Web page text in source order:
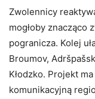
Zwolennicy
mogłoby znacząco
pogranicza. Kolej
Broumov,
Kłodzko. Projekt
komunikacyjną